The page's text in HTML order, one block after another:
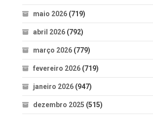
maio 2026 (719)
abril 2026 (792)
março 2026 (779)
fevereiro 2026 (719)
janeiro 2026 (947)
dezembro 2025 (515)